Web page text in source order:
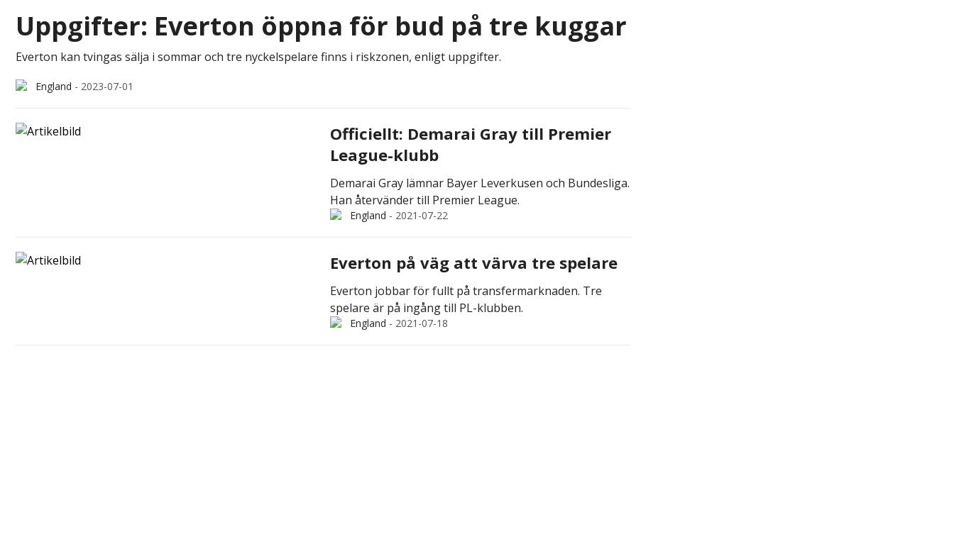
Uppgifter: Everton öppna för bud på tre kuggar
Everton kan tvingas sälja i sommar och tre nyckelspelare finns i riskzonen, enligt uppgifter.
England - 2023-07-01
Officiellt: Demarai Gray till Premier
League-klubb
Demarai Gray lämnar Bayer Leverkusen och Bundesliga.
Han återvänder till Premier League.
England - 2021-07-22
Everton på väg att värva tre spelare
Everton jobbar för fullt på transfermarknaden. Tre
spelare är på ingång till PL-klubben.
England - 2021-07-18